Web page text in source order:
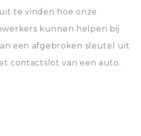
te vinden hoe onze
kunnen helpen bij
een afgebroken sleutel uit
contactslot van een auto.